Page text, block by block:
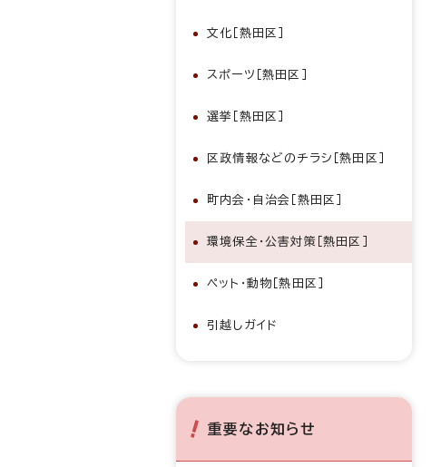
文化［熱田区］
スポーツ［熱田区］
選挙［熱田区］
区政情報などのチラシ［熱田区］
町内会・自治会［熱田区］
環境保全・公害対策［熱田区］
ペット・動物［熱田区］
引越しガイド
重要なお知らせ